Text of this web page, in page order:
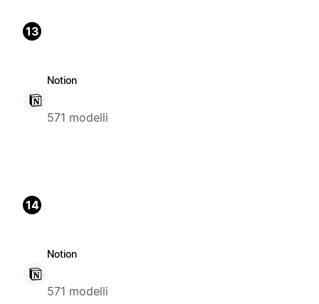
13
Notion
571 modelli
14
Notion
571 modelli